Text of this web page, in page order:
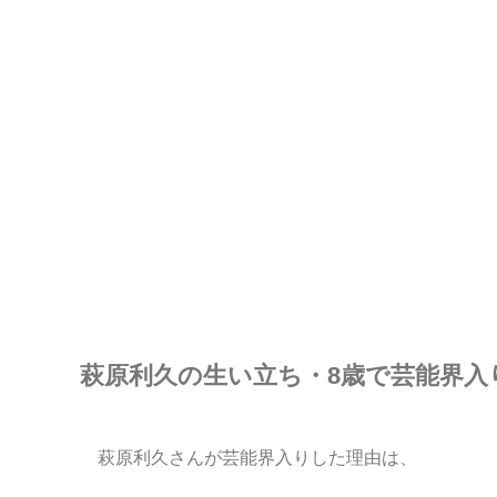
萩原利久の生い立ち・8歳で芸能界入
萩原利久さんが芸能界入りした理由は、